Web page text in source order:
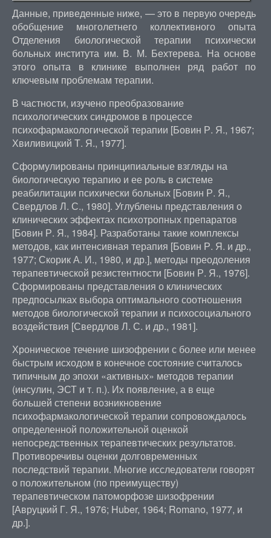
Данные, приведенные ниже, — это в первую очередь
обобщение многолетнего коллективного опыта
Отделения биологической терапии психически
больных института им. В. М. Бехтерева. На основе
этого опыта в клинике выполнен ряд работ по
ключевым проблемам терапии.
В частности, изучено преобразование
психологических синдромов в процессе
психофармакологической терапии [Бовин Р. Я., 1967;
Хвиливицкий Т. Я., 1977].
Сформулированы принципиальные взгляды на
биологическую терапию и ее роль в системе
реабилитации психически больных [Бовин Р. Я.,
Свердлов Л. С., 1980]. Углублены представления о
клинических эффектах психотропных препаратов
[Бовин Р. Я., 1984]. Разработаны такие комплексы
методов, как интенсивная терапия [Бовин Р. Я. и др.,
1977; Скорик А. И., 1980, и др.], методы преодоления
терапевтической резистентности [Бовин Р. Я., 1976].
Сформированы представления о клинических
предпосылках выбора оптимального соотношения
методов биологической терапии и психосоциального
воздействия [Свердлов Л. С. и др., 1981].
Хроническое течение шизофрении с более или менее
быстрым исходом в конечное состояние считалось
типичным до эпохи «активных» методов терапии
(инсулин, ЭСТ и т. п.). Их появление, а в еще
большей степени возникновение
психофармакологической терапии сопровождалось
определенной положительной оценкой
непосредственных терапевтических результатов.
Противоречивы оценки долговременных
последствий терапии. Многие исследователи говорят
о положительном (по преимуществу)
терапевтическом патоморфозе шизофрении
[Авруцкий Г. Я., 1976; Huber, 1964; Romano, 1977, и
др.].